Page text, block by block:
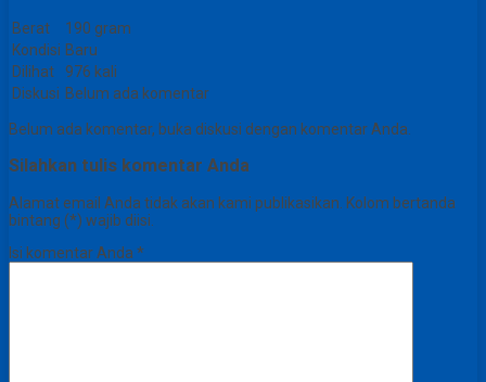
Berat
190 gram
Kondisi Baru
Dilihat
976 kali
Diskusi Belum ada komentar
Belum ada komentar, buka diskusi dengan komentar Anda.
Silahkan tulis komentar Anda
Alamat email Anda tidak akan kami publikasikan. Kolom bertanda
bintang (*) wajib diisi.
Isi komentar Anda *